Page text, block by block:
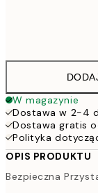
W magazynie
Dostawa w 2-4
Dostawa gratis
Polityka
OPIS PRODUKTU
Bezpieczna